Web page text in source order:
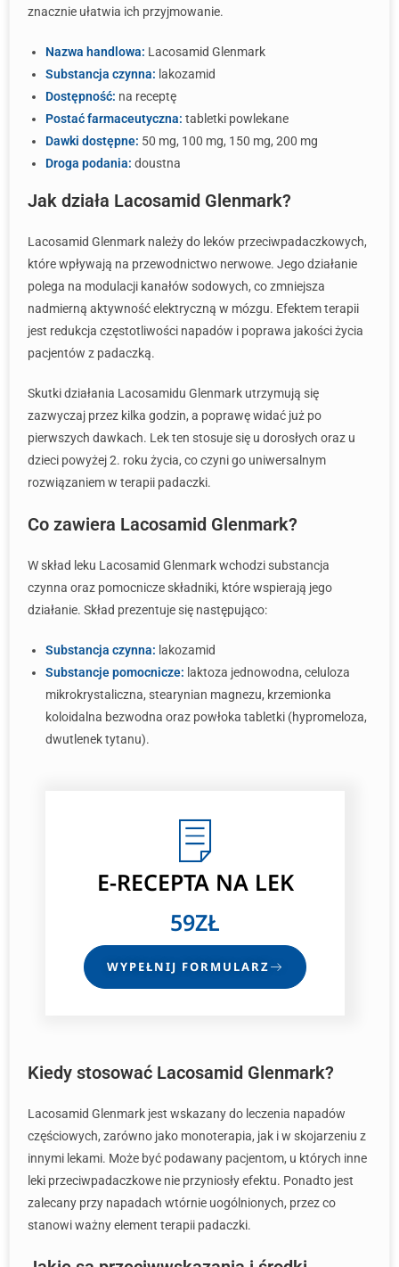
znacznie ułatwia ich przyjmowanie.
Nazwa handlowa: Lacosamid Glenmark
Substancja czynna: lakozamid
Dostępność: na receptę
Postać farmaceutyczna: tabletki powlekane
Dawki dostępne: 50 mg, 100 mg, 150 mg, 200 mg
Droga podania: doustna
Jak działa Lacosamid Glenmark?
Lacosamid Glenmark należy do leków przeciwpadaczkowych,
które wpływają na przewodnictwo nerwowe. Jego działanie
polega na modulacji kanałów sodowych, co zmniejsza
nadmierną aktywność elektryczną w mózgu. Efektem terapii
jest redukcja częstotliwości napadów i poprawa jakości życia
pacjentów z padaczką.
Skutki działania Lacosamidu Glenmark utrzymują się
zazwyczaj przez kilka godzin, a poprawę widać już po
pierwszych dawkach. Lek ten stosuje się u dorosłych oraz u
dzieci powyżej 2. roku życia, co czyni go uniwersalnym
rozwiązaniem w terapii padaczki.
Co zawiera Lacosamid Glenmark?
W skład leku Lacosamid Glenmark wchodzi substancja
czynna oraz pomocnicze składniki, które wspierają jego
działanie. Skład prezentuje się następująco:
Substancja czynna: lakozamid
Substancje pomocnicze: laktoza jednowodna, celuloza
mikrokrystaliczna, stearynian magnezu, krzemionka
koloidalna bezwodna oraz powłoka tabletki (hypromeloza,
dwutlenek tytanu).
E-RECEPTANA LEK
59ZŁ
WYPEŁNIJ FORMULARZ
Kiedy stosować Lacosamid Glenmark?
Lacosamid Glenmark jest wskazany do leczenia napadów
częściowych, zarówno jako monoterapia, jak i w skojarzeniu z
innymi lekami. Może być podawany pacjentom, u których inne
leki przeciwpadaczkowe nie przyniosły efektu. Ponadto jest
zalecany przy napadach wtórnie uogólnionych, przez co
stanowi ważny element terapii padaczki.